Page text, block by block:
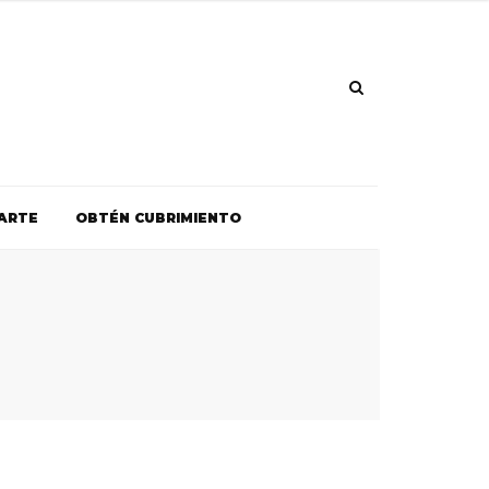
OBTÉN CUBRIMIENTO